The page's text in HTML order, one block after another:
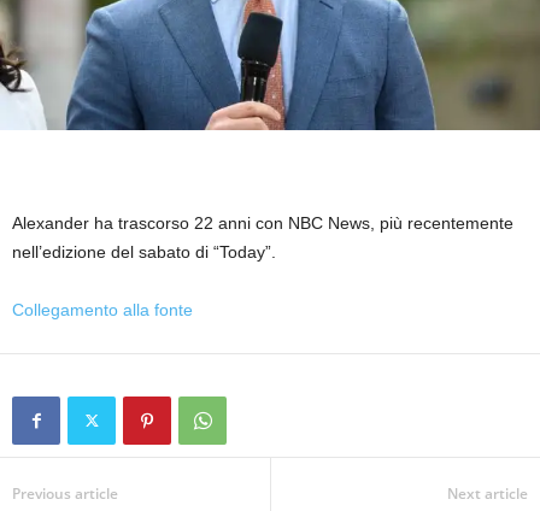
Alexander ha trascorso 22 anni con NBC News, più recentemente
nell’edizione del sabato di “Today”.
Collegamento alla fonte
Previous article Next article